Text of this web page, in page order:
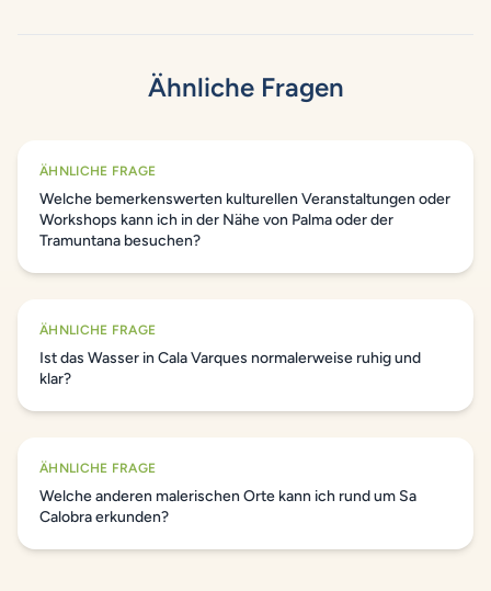
Ähnliche Fragen
ÄHNLICHE FRAGE
Welche bemerkenswerten kulturellen Veranstaltungen oder
Workshops kann ich in der Nähe von Palma oder der
Tramuntana besuchen?
ÄHNLICHE FRAGE
Ist das Wasser in Cala Varques normalerweise ruhig und
klar?
ÄHNLICHE FRAGE
Welche anderen malerischen Orte kann ich rund um Sa
Calobra erkunden?